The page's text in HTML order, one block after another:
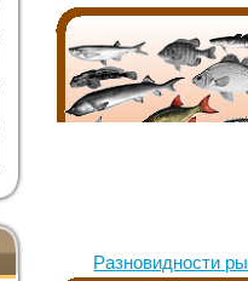
Разновидности